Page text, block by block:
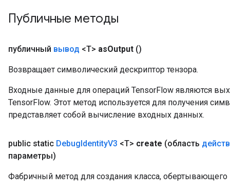
Публичные методы
публичный вывод <T> asOutput ()
Возвращает символический дескриптор тензора.
Входные данные для операций TensorFlow являются
TensorFlow. Этот метод используется для получения
представляет собой вычисление входных данных.
public static DebugIdentityV3 <T> create (область
параметры)
Фабричный метод для создания класса,